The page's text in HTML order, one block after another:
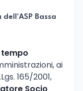
Bassa
ai
165/2001,